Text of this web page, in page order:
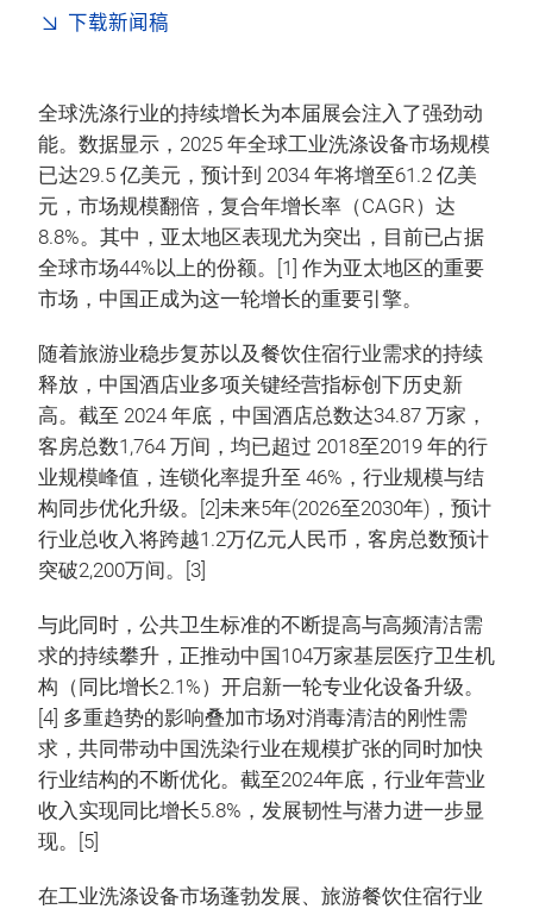
下载新闻稿
全球洗涤行业的持续增长为本届展会注入了强劲动
能。数据显示，2025 年全球工业洗涤设备市场规模
已达29.5 亿美元，预计到 2034 年将增至61.2 亿美
元，市场规模翻倍，复合年增长率（CAGR）达
8.8%。其中，亚太地区表现尤为突出，目前已占据
全球市场44%以上的份额。[1] 作为亚太地区的重要
市场，中国正成为这一轮增长的重要引擎。
随着旅游业稳步复苏以及餐饮住宿行业需求的持续
释放，中国酒店业多项关键经营指标创下历史新
高。截至 2024 年底，中国酒店总数达34.87 万家，
客房总数1,764 万间，均已超过 2018至2019 年的行
业规模峰值，连锁化率提升至 46%，行业规模与结
构同步优化升级。[2]未来5年(2026至2030年)，预计
行业总收入将跨越1.2万亿元人民币，客房总数预计
突破2,200万间。[3]
与此同时，公共卫生标准的不断提高与高频清洁需
求的持续攀升，正推动中国104万家基层医疗卫生机
构（同比增长2.1%）开启新一轮专业化设备升级。
[4] 多重趋势的影响叠加市场对消毒清洁的刚性需
求，共同带动中国洗染行业在规模扩张的同时加快
行业结构的不断优化。截至2024年底，行业年营业
收入实现同比增长5.8%，发展韧性与潜力进一步显
现。[5]
在工业洗涤设备市场蓬勃发展、旅游餐饮住宿行业